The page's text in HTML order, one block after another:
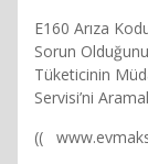
E160 Arıza
Sorun
Tüketicinin
Servisi’ni
((